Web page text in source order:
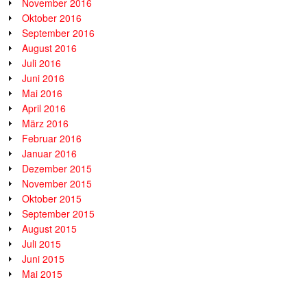
Oktober 2016
September 2016
August 2016
Juli 2016
Juni 2016
Mai 2016
April 2016
März 2016
Februar 2016
Januar 2016
Dezember 2015
November 2015
Oktober 2015
September 2015
August 2015
Juli 2015
Juni 2015
Mai 2015